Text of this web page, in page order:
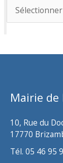
r
h
Mairie
10, Rue du
17770
Tél. 05 46 95